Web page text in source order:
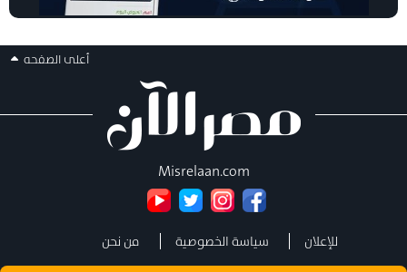
أعلى الصفحه
Misrelaan.com
للإعلان سياسة الخصوصية من نحن